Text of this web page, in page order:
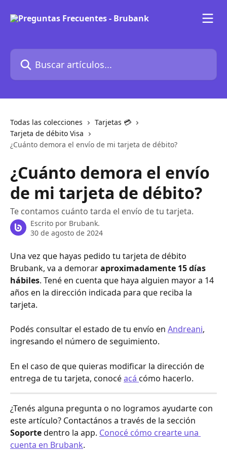
Buscar artículos...
Todas las colecciones
Tarjetas 💳
Tarjeta de débito Visa
¿Cuánto demora el envío de mi tarjeta de débito?
¿Cuánto demora el envío
de mi tarjeta de débito?
Te contamos cuánto tarda el envío de tu tarjeta.
Escrito por Brubank.
30 de agosto de 2024
Una vez que hayas pedido tu tarjeta de débito
Brubank, va a demorar aproximadamente 15 días
hábiles. Tené en cuenta que haya alguien mayor a 14
años en la dirección indicada para que reciba la
tarjeta.
Podés consultar el estado de tu envío en Andreani,
ingresando el número de seguimiento.
En el caso de que quieras modificar la dirección de
entrega de tu tarjeta, conocé acá cómo hacerlo.
¿Tenés alguna pregunta o no logramos ayudarte con
este artículo? Contactános a través de la sección
Soporte dentro la app. Conocé cómo crearte una
cuenta en Brubank.